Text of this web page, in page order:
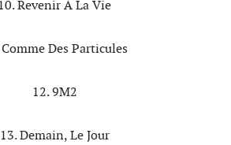
Revenir A La Vie
Des Particules
12. 9M2
13. Demain, Le Jour